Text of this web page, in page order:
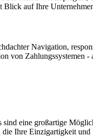
auf Ihre
Navigation,
von Zahlungssystemen
eine großartige
Ihre Einzigartigkeit